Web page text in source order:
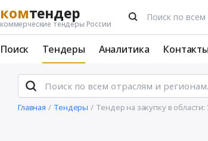
комтендер
коммерческие тендеры России
Поиск Тендеры Аналитика Контакты
Главная Тендеры Тендер на закупку в